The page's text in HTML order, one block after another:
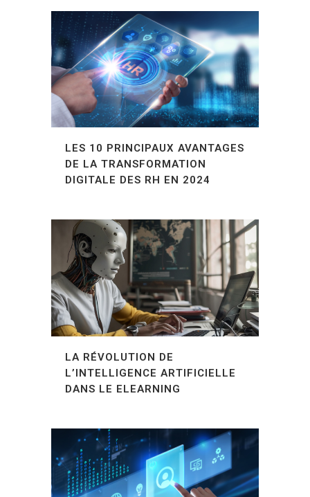
LES 10 PRINCIPAUX AVANTAGES
DE LA TRANSFORMATION
DIGITALE DES RH EN 2024
LA RÉVOLUTION DE
L’INTELLIGENCE ARTIFICIELLE
DANS LE ELEARNING